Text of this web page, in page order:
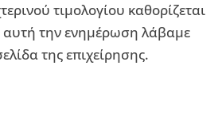
τιμολογίου καθορίζεται
αυτή την ενημέρωση λάβαμε
της επιχείρησης.